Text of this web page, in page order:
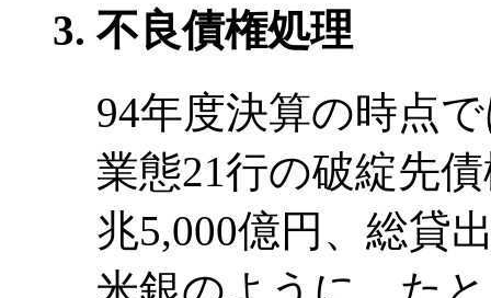
不良債権処理
94年度決算の時点
業態21行の破綻先
兆5,000億円、総貸